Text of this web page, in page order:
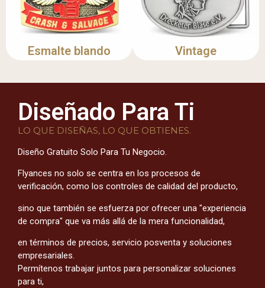
Esmalte blando Vintage
Diseñado Para Ti
LO QUE DISEÑAS, LO QUE OBTIENES.
Diseño Gratuito Solo Para Tu Negocio.
Flyances no solo se centra en los procesos de
verificación, como los controles de calidad del producto,
sino que también se esfuerza por ofrecer una "experiencia
de compra" que va más allá de la mera funcionalidad,
en términos de precios, servicio posventa y soluciones
empresariales.
Permítenos trabajar juntos para personalizar soluciones
para ti,